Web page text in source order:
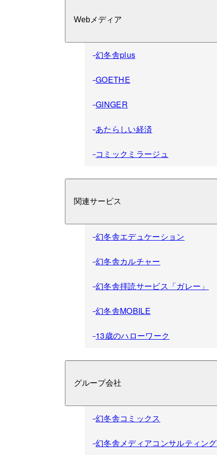
Webメディア
幻冬舎plus
GOETHE
GINGER
あたらしい経済
コミックミラージュ
関連サービス
幻冬舎エデュケーション
幻冬舎カルチャー
幻冬舎拝読サービス「ガレー」
幻冬舎MOBILE
13歳のハローワーク
グループ会社
幻冬舎コミックス
幻冬舎メディアコンサルティング